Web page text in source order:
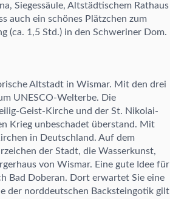
Siegessäule, Altstädtischem Rathaus
auch ein schönes Pl ätzchen zum
(ca. 1,5 Std.) in den Schweriner Dom.
Altstadt in Wismar. Mit den drei
UNESCO-Welterbe. Die
Geist-Kirche und der St. Nikolai-
Krieg unbeschadet überstand. Mit
in Deutschland. Auf dem
der Stadt, die Wasserkunst,
rgerhaus von Wismar. Eine gute Idee für
Bad Doberan. Dort erwartet Sie eine
der norddeutschen Backsteingotik gilt